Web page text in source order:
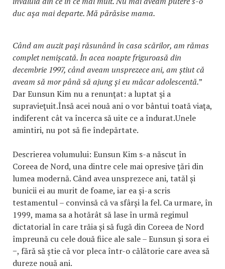
duc așa mai departe. Mă părăsise mama.
Când am auzit pași răsunând în casa scărilor, am rămas
complet nemișcată. În acea noapte friguroasă din
decembrie 1997, când aveam unsprezece ani, am știut că
aveam să mor până să ajung și eu măcar adolescentă.”
Dar Eunsun Kim nu a renunţat: a luptat şi a
supravieţuit.Însă acei nouă ani o vor bântui toată viaţa,
indiferent cât va încerca să uite ce a îndurat.Unele
amintiri, nu pot să fie îndepărtate.
Descrierea volumului: Eunsun Kim s-a născut în
Coreea de Nord, una dintre cele mai opresive țări din
lumea modernă. Când avea unsprezece ani, tatăl și
bunicii ei au murit de foame, iar ea și-a scris
testamentul – convinsă că va sfârși la fel. Ca urmare, în
1999, mama sa a hotărât să lase în urmă regimul
dictatorial în care trăia și să fugă din Coreea de Nord
împreună cu cele două fiice ale sale – Eunsun și sora ei
−, fără să știe că vor pleca într-o călătorie care avea să
dureze nouă ani.